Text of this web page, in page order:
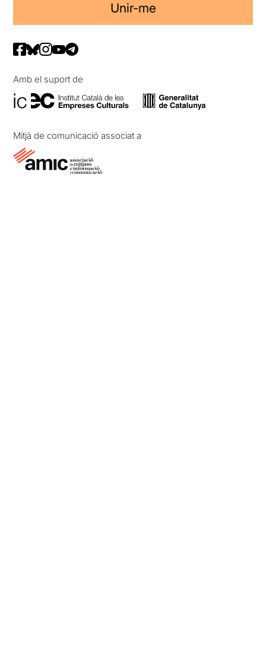
Unir-me
Amb el suport de
Mitjà de comunicació associat a